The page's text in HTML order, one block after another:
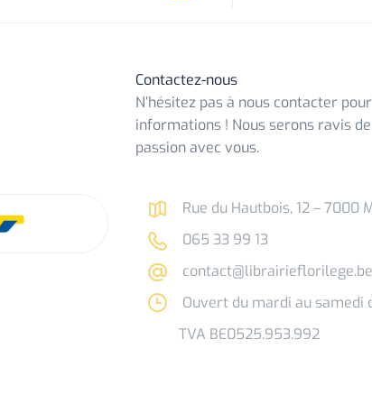
Contactez-nous
N’hésitez pas à nous contacter
informations ! Nous serons ravis
passion avec vous.
Rue du Hautbois, 12 – 7000
065 33 99 13
contact@librairieflorilege.be
Ouvert du mardi au samedi
TVA BE0525.953.992